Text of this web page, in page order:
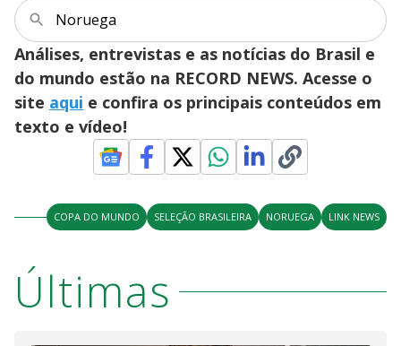
Noruega
Análises, entrevistas e as notícias do Brasil e
do mundo estão na RECORD NEWS. Acesse o
site aqui e confira os principais conteúdos em
texto e vídeo!
COPA DO MUNDO SELEÇÃO BRASILEIRA NORUEGA LINK NEWS
Últimas